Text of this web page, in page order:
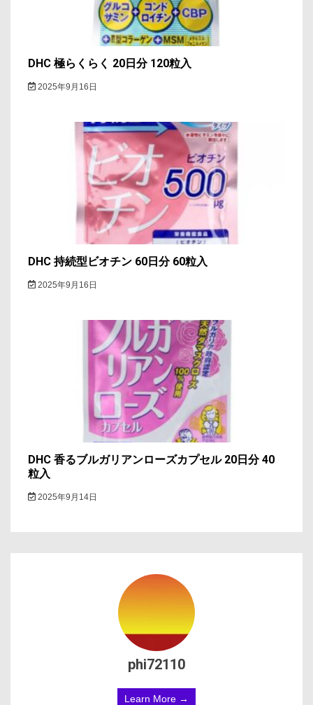
DHC 極らくらく 20日分 120粒入
2025年9月16日
DHC 持続型ビオチン 60日分 60粒入
2025年9月16日
DHC 香るブルガリアンローズカプセル 20日分 40
粒入
2025年9月14日
phi72110
Learn More →